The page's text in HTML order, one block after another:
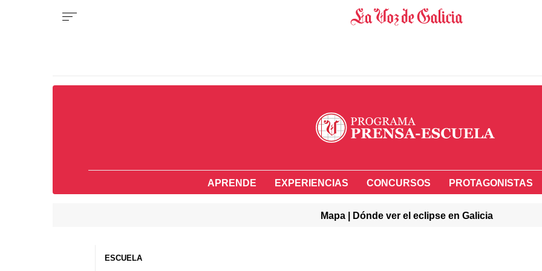
APRENDE EXPERIENCIAS CONCURSOS PROTAGONISTAS
Mapa | Dónde ver el eclipse en Galicia
ESCUELA